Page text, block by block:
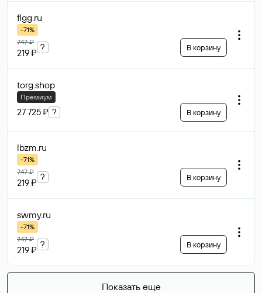
flgg.ru
-71%
747 ₽
219 ₽
? В корзину
torg.shop
Премиум
27 725 ₽ ? В корзину
lbzm.ru
-71%
747 ₽
219 ₽
? В корзину
swmy.ru
-71%
747 ₽
219 ₽
? В корзину
Показать еще